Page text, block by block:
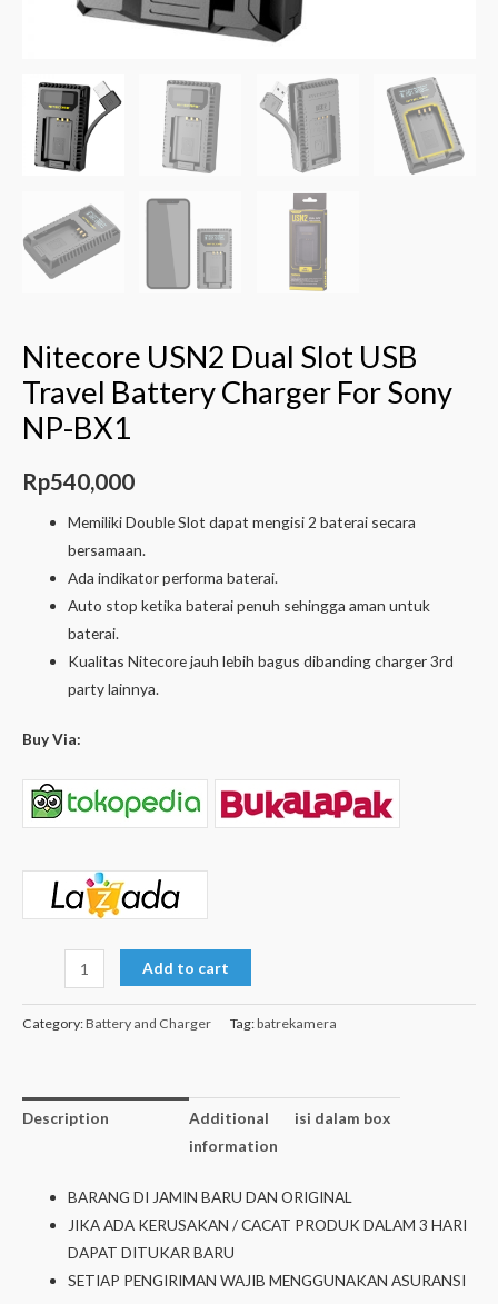
Nitecore USN2 Dual Slot USB
Travel Battery Charger For Sony
NP-BX1
Rp540,000
Memiliki Double Slot dapat mengisi 2 baterai secara
bersamaan.
Ada indikator performa baterai.
Auto stop ketika baterai penuh sehingga aman untuk
baterai.
Kualitas Nitecore jauh lebih bagus dibanding charger 3rd
party lainnya.
Buy Via:
Add to cart
Category:Battery and Charger Tag:batrekamera
Description
Additional
information
isi dalam box
BARANG DI JAMIN BARU DAN ORIGINAL
JIKA ADA KERUSAKAN / CACAT PRODUK DALAM 3 HARI
DAPAT DITUKAR BARU
SETIAP PENGIRIMAN WAJIB MENGGUNAKAN ASURANSI